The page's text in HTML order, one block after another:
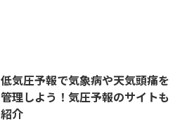
低気圧予報で気象病や天気頭痛を
管理しよう！気圧予報のサイトも
紹介